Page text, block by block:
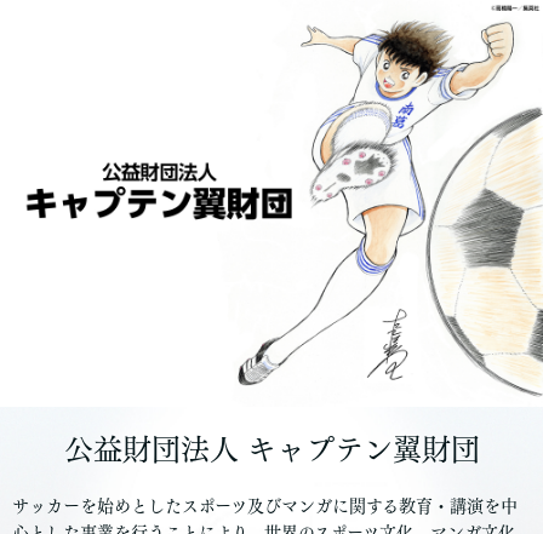
公益財団法人 キャプテン翼財団
サッカーを始めとしたスポーツ及びマンガに関する教育・講演を中